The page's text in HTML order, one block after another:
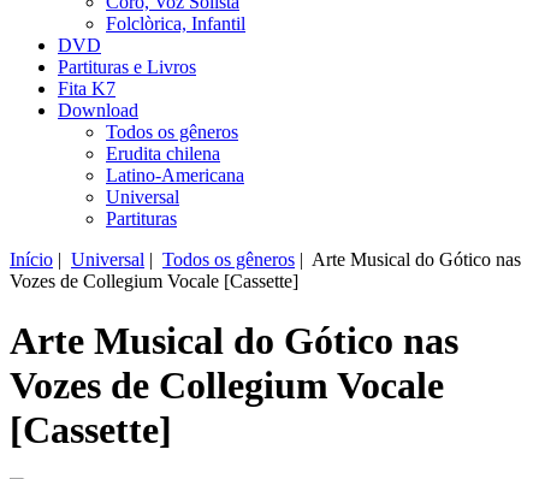
Folclòrica, Infantil
DVD
Partituras e Livros
Fita K7
Download
Todos os gêneros
Erudita chilena
Latino-Americana
Universal
Partituras
Início | Universal | Todos os gêneros | Arte Musical do Gótico nas
Vozes de Collegium Vocale [Cassette]
Arte Musical do Gótico nas
Vozes de Collegium Vocale
[Cassette]